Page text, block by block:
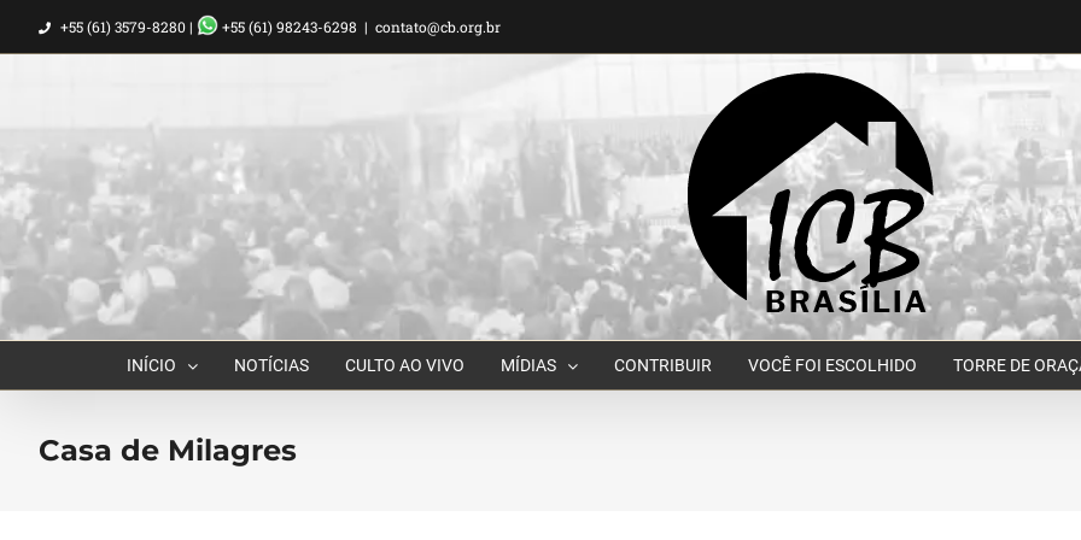
para
+55 (61) 3579-8280 | +55 (61) 98243-6298 | contato@cb.org.br
INÍCIO NOTÍCIAS CULTO AO VIVO MÍDIAS CONTRIBUIR VOCÊ FOI ESCOLHIDO TORRE DE
Casa de Milagres